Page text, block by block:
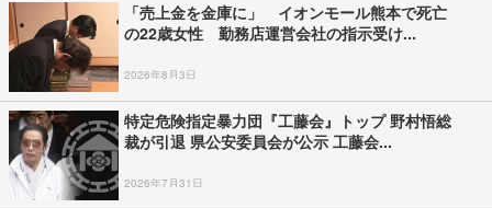
「売上金を金庫に」 イオンモール熊本で死亡
の22歳女性 勤務店運営会社の指示受け...
2026年8月3日
特定危険指定暴力団『工藤会』トップ 野村悟総
裁が引退 県公安委員会が公示 工藤会...
2026年7月31日